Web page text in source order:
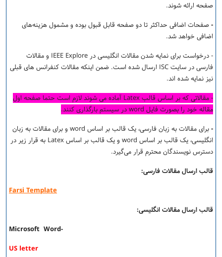
صفحه ارائه شوند.
- صفحات اضافی حداکثر تا دو صفحه قابل قبول بوده و مشمول هزینه‌های
اضافی خواهد شد.
- درخواست برای نمایه شدن مقالات انگلیسی در IEEE Explore و مقالات
فارسی در سایت ISC ارسال شده است. ضمن اینکه مقالات کنفرانس های قبلی
نیز نمایه شده اند.
- مقالاتی که بر اساس قالب Latex آماده می شوند لازم است حتما صفحه اول
مقاله خود را بصورت فایل word در سیستم بارگذاری کنند.
-
برای مقالات به زبان فارسی، یک قالب بر اساس word و برای مقالات به زبان
انگلیسی، یک قالب بر اساس word و یک قالب بر اساس Latex به قرار زیر در
دسترس نویسندگان محترم قرار می­‌گیرد.
قالب ارسال مقالات فارسی:
Farsi Template
قالب ارسال مقالات انگلیسی:
-Microsoft Word
US letter